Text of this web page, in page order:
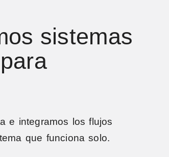
sistemas
e integramos los flujos
que funciona solo.